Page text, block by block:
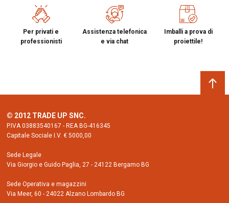
Per privati e
professionisti
Assistenza telefonica
e via chat
Imballi a prova di
proiettile!
© 2012 TRADE UP SNC.
P.IVA 03883540167 - REA BG-416345
Capitale Sociale I.V. € 5000,00
Sede Legale
Via Giorgio e Guido Paglia, 27 - 24122 Bergamo BG
Sede Operativa e magazzini
Via Meer, 60 - 24022 Alzano Lombardo BG